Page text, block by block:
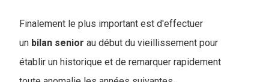
Finalement le plus important est d'effectuer
un bilan senior au début du vieillissement pour
établir un historique et de remarquer rapidement